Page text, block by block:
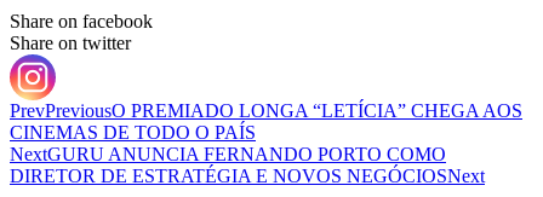
Share on facebook
Share on twitter
PrevPreviousO PREMIADO LONGA “LETÍCIA” CHEGA AOS
CINEMAS DE TODO O PAÍS
NextGURU ANUNCIA FERNANDO PORTO COMO
DIRETOR DE ESTRATÉGIA E NOVOS NEGÓCIOSNext